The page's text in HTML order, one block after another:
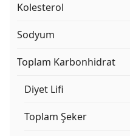
Kolesterol
Sodyum
Toplam Karbonhidrat
Diyet Lifi
Toplam Şeker